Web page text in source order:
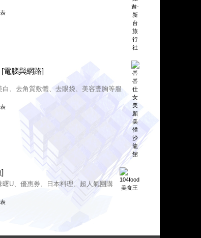
[電腦與網路]
、去角質敷體、去眼袋、美容豐胸等服
U、優惠券、日本料理、超人氣團購